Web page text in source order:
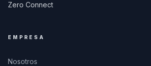
Zero Connect
EMPRESA
Nosotros